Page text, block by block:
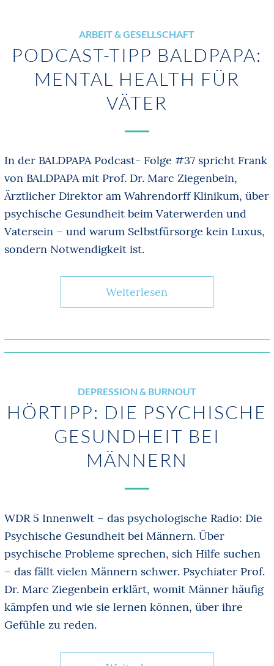
ARBEIT & GESELLSCHAFT
PODCAST-TIPP BALDPAPA:
MENTAL HEALTH FÜR
VÄTER
In der BALDPAPA Podcast- Folge #37 spricht Frank
von BALDPAPA mit Prof. Dr. Marc Ziegenbein,
Ärztlicher Direktor am Wahrendorff Klinikum, über
psychische Gesundheit beim Vaterwerden und
Vatersein – und warum Selbstfürsorge kein Luxus,
sondern Notwendigkeit ist.
Weiterlesen
DEPRESSION & BURNOUT
HÖRTIPP: DIE PSYCHISCHE
GESUNDHEIT BEI
MÄNNERN
WDR 5 Innenwelt – das psychologische Radio: Die
Psychische Gesundheit bei Männern. Über
psychische Probleme sprechen, sich Hilfe suchen
– das fällt vielen Männern schwer. Psychiater Prof.
Dr. Marc Ziegenbein erklärt, womit Männer häufig
kämpfen und wie sie lernen können, über ihre
Gefühle zu reden.